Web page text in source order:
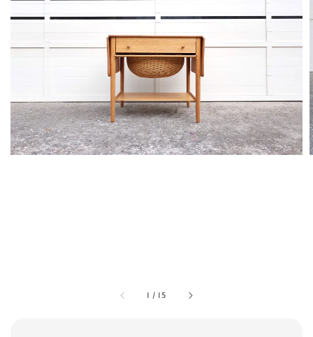
1 / 15